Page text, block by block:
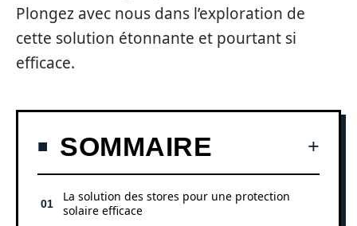
Plongez avec nous dans l’exploration de
cette solution étonnante et pourtant si
efficace.
SOMMAIRE
La solution des stores pour une protection
solaire efficace